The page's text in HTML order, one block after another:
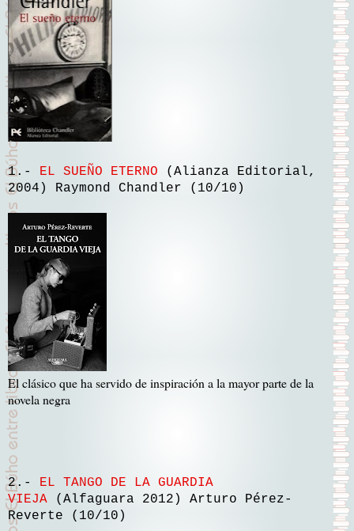
1.- EL SUEÑO ETERNO
(Alianza Editorial,
2004) Raymond Chandler (10/10)
El clásico que ha servido de inspiración a la mayor parte de la
novela negra
2.-
EL TANGO DE LA GUARDIA
VIEJA (Alfaguara 2012) Arturo Pérez-
Reverte (10/10)